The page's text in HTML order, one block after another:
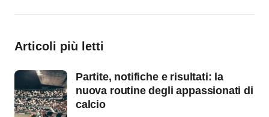
responsabili del servizio di raccolta
pulizia all’ospedale “Bonomo” di Andria
preoccupati per le condizioni igieniche della
zona ospedaliera. Gli operatori hanno rimosso
rifiuti di vario genere, ripristinando il decoro
Articoli più letti
Partite, notifiche e risultati: la
nuova routine degli appassionati di
calcio